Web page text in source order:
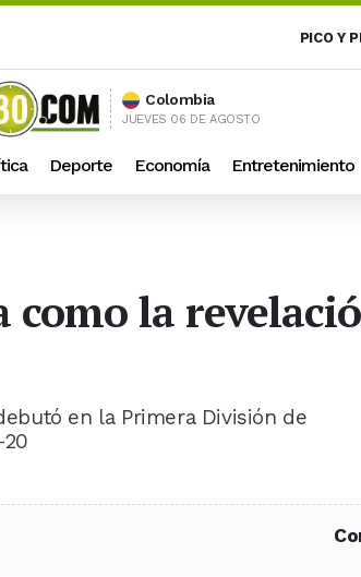
PICO Y
Colombia
JUEVES 06 DE AGOSTO
Deporte Economía Entretenimiento
como la
en la Primera División de